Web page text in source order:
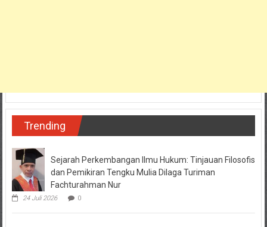
Trending
Sejarah Perkembangan Ilmu Hukum: Tinjauan Filosofis
dan Pemikiran Tengku Mulia Dilaga Turiman
Fachturahman Nur
24 Juli 2026 0